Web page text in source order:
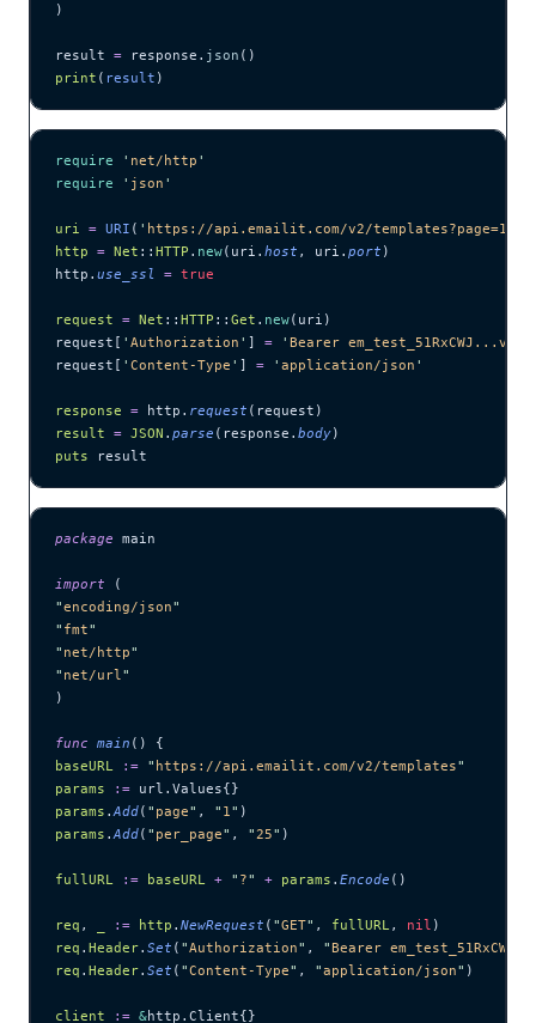
)
result = response. json ()
print ( result )
require ' net/http '
require ' json '
uri = URI ( ' https://api.emailit.com/v2/
http = Net :: HTTP . new(uri. host , uri. port )
http. use_ssl = true
request = Net :: HTTP :: Get . new(uri)
request[ ' Authorization ' ] = ' Bearer
request[ ' Content-Type ' ] = ' application/json '
response = http. request (request)
result = JSON . parse (response. body)
puts result
package main
import (
"encoding/json"
" fmt"
" net/http"
" net/url"
)
func main () {
baseURL := " https://api.emailit.com/v2/templates"
params := url.Values{}
params .Add( " page" , " 1" )
params .Add( " per_page" , "25" )
fullURL := baseURL + " ?" + params . Encode ()
req , := http . NewRequest ( "GET" , fullURL, nil )
req . Header. Set ( "Authorization" , "Bearer
req . Header. Set ( "Content-Type" , "application/json" )
client := &http.Client{}